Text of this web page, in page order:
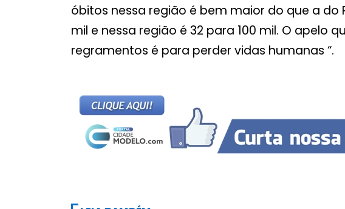
óbitos nessa região é bem maior do que a do
mil e nessa região é 32 para 100 mil. O apelo
regramentos é para perder vidas humanas “.